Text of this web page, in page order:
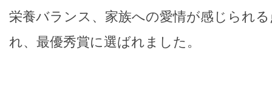
栄養バランス、家族への愛情が感じられ
れ、最優秀賞に選ばれました。